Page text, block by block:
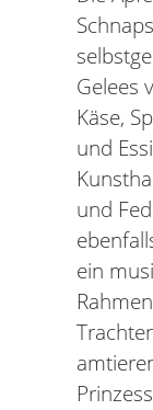
Gelees
Käse,
und
und
ein